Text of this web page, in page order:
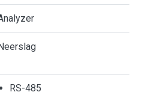
RS-485